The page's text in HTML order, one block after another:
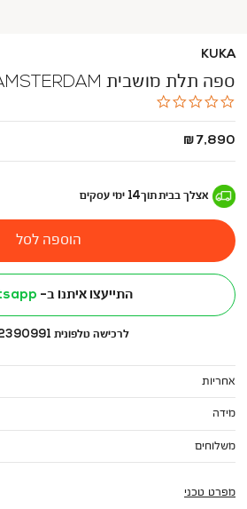
KUKA
ספה תלת מושבית AMSTERDAM
החל
7,890 ₪
אצלך בביתתוך14 ימי עסקים
הוספה לסל
התייעצו איתנו ב-
לרכישה טלפונית 073-2390991
אחריות
מידה
משלוחים
מפרט טכני